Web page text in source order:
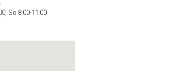
So 8:00-11:00